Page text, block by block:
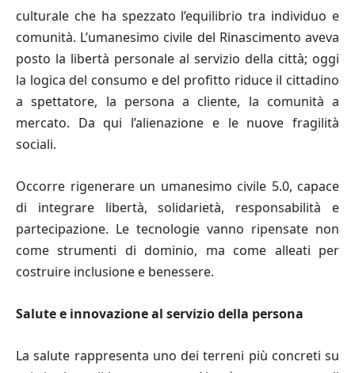
culturale che ha spezzato l’equilibrio tra individuo e
comunità. L’umanesimo civile del Rinascimento aveva
posto la libertà personale al servizio della città; oggi
la logica del consumo e del profitto riduce il cittadino
a spettatore, la persona a cliente, la comunità a
mercato. Da qui l’alienazione e le nuove fragilità
sociali.
Occorre rigenerare un umanesimo civile 5.0, capace
di integrare libertà, solidarietà, responsabilità e
partecipazione. Le tecnologie vanno ripensate non
come strumenti di dominio, ma come alleati per
costruire inclusione e benessere.
Salute e innovazione al servizio della persona
La salute rappresenta uno dei terreni più concreti su